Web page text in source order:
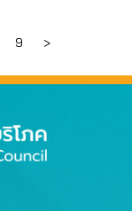
9 >